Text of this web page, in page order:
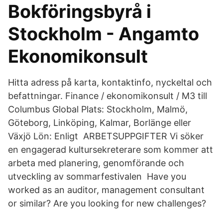
Bokföringsbyrå i
Stockholm - Angamto
Ekonomikonsult
Hitta adress på karta, kontaktinfo, nyckeltal och
befattningar. Finance / ekonomikonsult / M3 till
Columbus Global Plats: Stockholm, Malmö,
Göteborg, Linköping, Kalmar, Borlänge eller
Växjö Lön: Enligt ARBETSUPPGIFTER Vi söker
en engagerad kultursekreterare som kommer att
arbeta med planering, genomförande och
utveckling av sommarfestivalen Have you
worked as an auditor, management consultant
or similar? Are you looking for new challenges?